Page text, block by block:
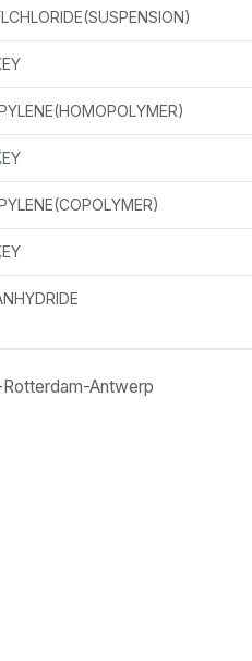
Antwerp